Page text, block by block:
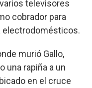
televisores
cobrador para
electrodomésticos.
murió Gallo,
una rapiña a un
en el cruce